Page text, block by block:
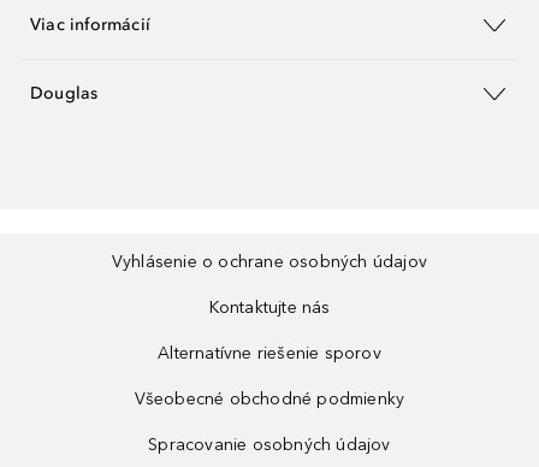
Viac informácií
Douglas
Vyhlásenie o ochrane osobných údajov
Kontaktujte nás
Alternatívne riešenie sporov
Všeobecné obchodné podmienky
Spracovanie osobných údajov